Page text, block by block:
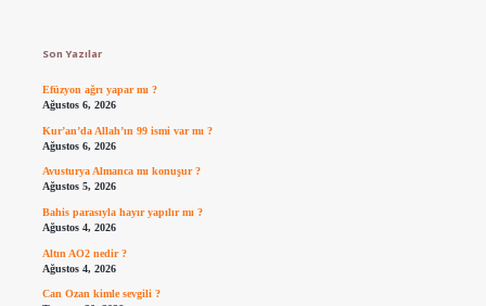
Son Yazılar
Efüzyon ağrı yapar mı ?
Ağustos 6, 2026
Kur’an’da Allah’ın 99 ismi var mı ?
Ağustos 6, 2026
Avusturya Almanca mı konuşur ?
Ağustos 5, 2026
Bahis parasıyla hayır yapılır mı ?
Ağustos 4, 2026
Altın AO2 nedir ?
Ağustos 4, 2026
Can Ozan kimle sevgili ?